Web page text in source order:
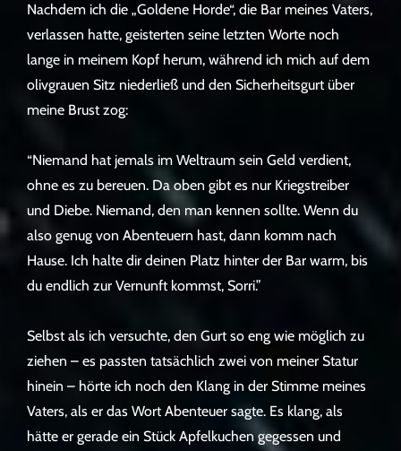
Nachdem ich die „Goldene Horde“, die Bar meines Vaters,
verlassen hatte, geisterten seine letzten Worte noch
lange in meinem Kopf herum, während ich mich auf dem
olivgrauen Sitz niederließ und den Sicherheitsgurt über
meine Brust zog:
“Niemand hat jemals im Weltraum sein Geld verdient,
ohne es zu bereuen. Da oben gibt es nur Kriegstreiber
und Diebe. Niemand, den man kennen sollte. Wenn du
also genug von Abenteuern hast, dann komm nach
Hause. Ich halte dir deinen Platz hinter der Bar warm, bis
du endlich zur Vernunft kommst, Sorri.”
Selbst als ich versuchte, den Gurt so eng wie möglich zu
ziehen – es passten tatsächlich zwei von meiner Statur
hinein – hörte ich noch den Klang in der Stimme meines
Vaters, als er das Wort Abenteuer sagte. Es klang, als
hätte er gerade ein Stück Apfelkuchen gegessen und